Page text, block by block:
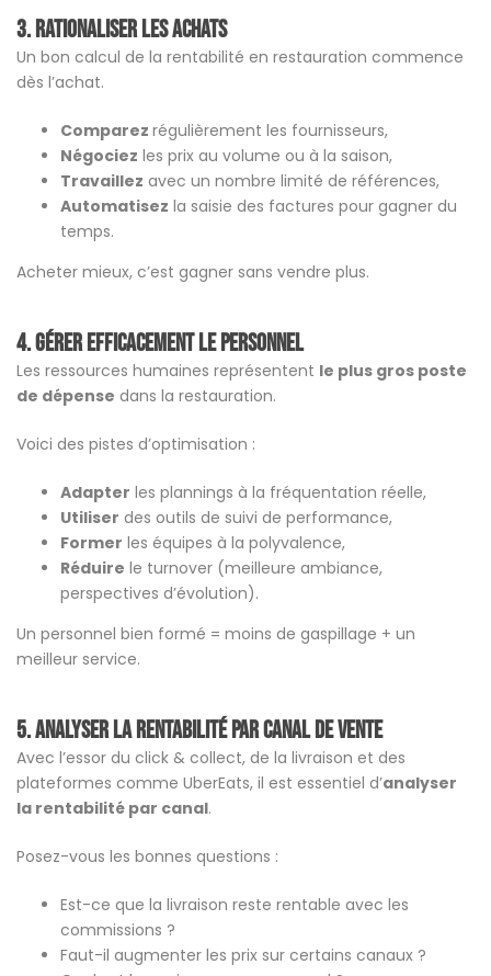
3. Rationaliser les achats
Un bon calcul de la rentabilité en restauration commence
dès l’achat.
Comparez régulièrement les fournisseurs,
Négociez les prix au volume ou à la saison,
Travaillez avec un nombre limité de références,
Automatisez la saisie des factures pour gagner du
temps.
Acheter mieux, c’est gagner sans vendre plus.
4. Gérer efficacement le personnel
Les ressources humaines représentent le plus gros poste
de dépense dans la restauration.
Voici des pistes d’optimisation :
Adapter les plannings à la fréquentation réelle,
Utiliser des outils de suivi de performance,
Former les équipes à la polyvalence,
Réduire le turnover (meilleure ambiance,
perspectives d’évolution).
Un personnel bien formé = moins de gaspillage + un
meilleur service.
5. Analyser la rentabilité par canal de vente
Avec l’essor du click & collect, de la livraison et des
plateformes comme UberEats, il est essentiel d’analyser
la rentabilité par canal.
Posez-vous les bonnes questions :
Est-ce que la livraison reste rentable avec les
commissions ?
Faut-il augmenter les prix sur certains canaux ?